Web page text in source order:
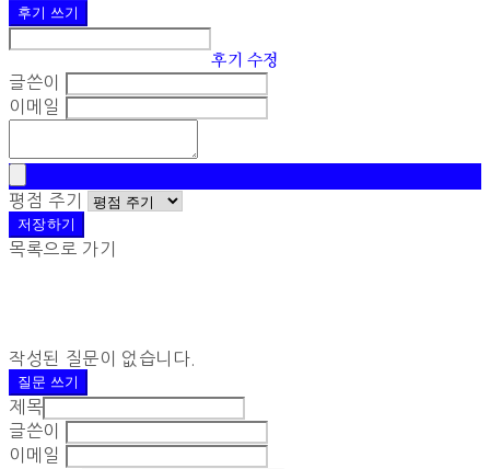
후기 쓰기
후기 수정
글쓴이
이메일
평점 주기
저장하기
목록으로 가기
작성된 질문이 없습니다.
질문 쓰기
제목
글쓴이
이메일